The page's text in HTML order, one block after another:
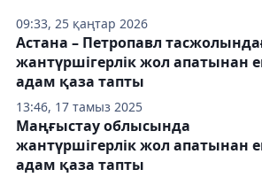
09:33, 25 қаңтар 2026
13:46, 17 тамыз 2025
Астана – Петропавл
жантүршігерлік жол апатынан
адам қаза тапты
Маңғыстау облысында
жантүршігерлік жол апатынан
адам қаза тапты